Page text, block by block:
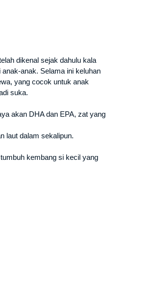
dikenal sejak dahulu kala
anak. Selama ini keluhan
yang cocok untuk anak
suka.
akan DHA dan EPA, zat yang
laut dalam sekalipun.
kembang si kecil yang